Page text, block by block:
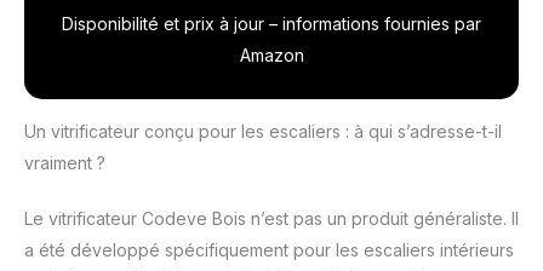
Protection renforcée
pour zones à fort
vitrificateur escalier
résiste aux passages
escaliers en bois.
Spécial escaliers et
Disponibilité et prix à jour – informations fournies par
Amazon
Un vitrificateur conçu pour les escaliers : à qui s’adresse-t-il
vraiment ?
Le vitrificateur Codeve Bois n’est pas un produit généraliste. Il
a été développé spécifiquement pour les escaliers intérieurs